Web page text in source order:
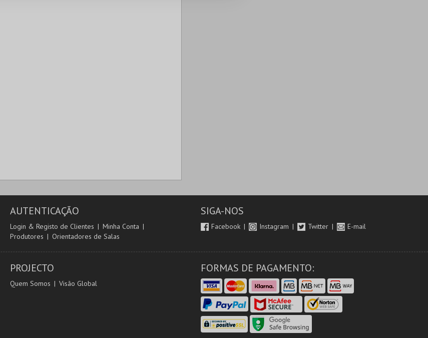
AUTENTICAÇÃO
Login & Registo de Clientes
Minha Conta
Produtores
Orientadores de Salas
SIGA-NOS
Facebook Instagram Twitter E-mail
PROJECTO
Quem Somos Visão Global
FORMAS DE PAGAMENTO: